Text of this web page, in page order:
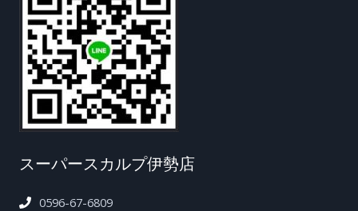
スーパースカルプ伊勢店
0596-67-6809